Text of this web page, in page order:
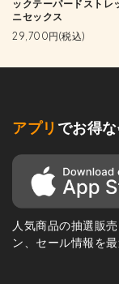
ックテーパードストレ
ニセックス
29,700円(税込)
アプリ でお得
人気商品の抽選販
ン、セール情報を